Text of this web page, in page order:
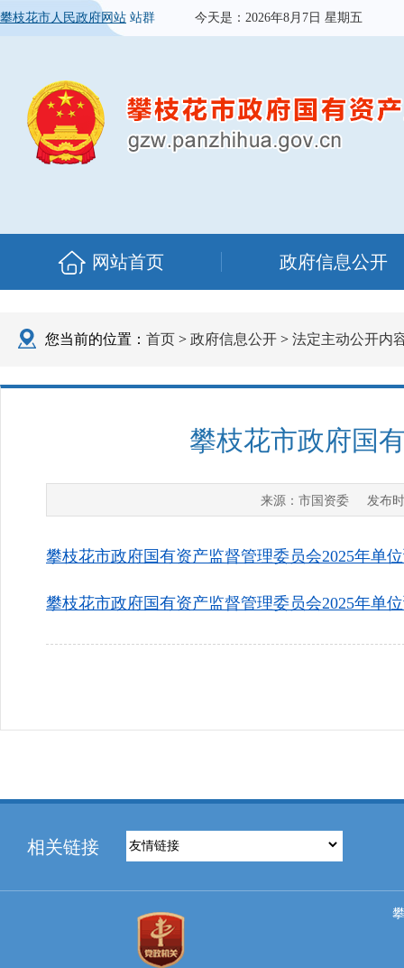
攀枝花市人民政府网站 站群 今天是： 2026年8月7日 星期五
网站首页 政府信息公开
您当前的位置： 首页 > 政府信息公开 > 法定主动公开内
攀枝花市政府国
来源： 市国资委发布时
攀枝花市政府国有资产监督管理委员会2025年单
攀枝花市政府国有资产监督管理委员会2025年单
相关链接